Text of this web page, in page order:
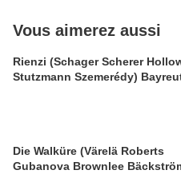
Vous aimerez aussi
Rienzi (Schager Scherer
Stutzmann Szemerédy)
Die Walküre (Värelä Roberts
Gubanova Brownlee